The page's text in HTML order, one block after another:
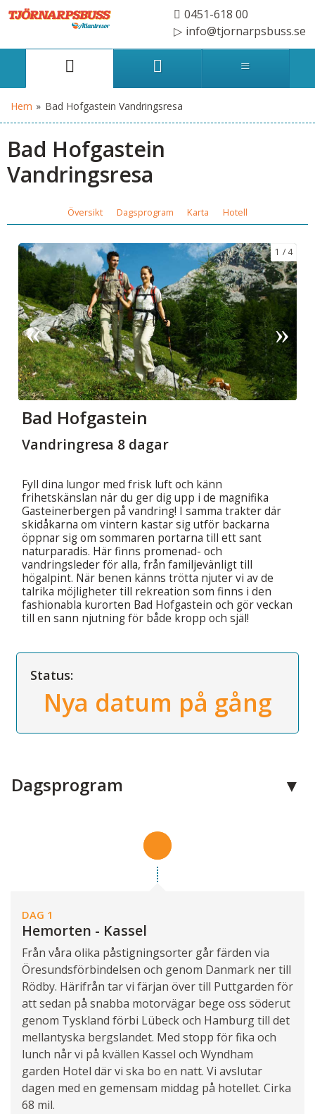
0451-618 00
info@tjornarpsbuss.se
Hem » Bad Hofgastein Vandringsresa
Bad Hofgastein
Vandringsresa
Översikt Dagsprogram Karta Hotell
1 4
Bad Hofgastein
Vandringresa 8 dagar
Fyll dina lungor med frisk luft och känn
frihetskänslan när du ger dig upp i de magnifika
Gasteinerbergen på vandring! I samma trakter där
skidåkarna om vintern kastar sig utför backarna
öppnar sig om sommaren portarna till ett sant
naturparadis. Här finns promenad- och
vandringsleder för alla, från familjevänligt till
högalpint. När benen känns trötta njuter vi av de
talrika möjligheter till rekreation som finns i den
fashionabla kurorten Bad Hofgastein och gör veckan
till en sann njutning för både kropp och själ!
Status:
Nya datum på gång
Dagsprogram
DAG 1
Hemorten - Kassel
Från våra olika påstigningsorter går färden via
Öresundsförbindelsen och genom Danmark ner till
Rödby. Härifrån tar vi färjan över till Puttgarden för
att sedan på snabba motorvägar bege oss söderut
genom Tyskland förbi Lübeck och Hamburg till det
mellantyska bergslandet. Med stopp för fika och
lunch når vi på kvällen Kassel och Wyndham
garden Hotel där vi ska bo en natt. Vi avslutar
dagen med en gemensam middag på hotellet. Cirka
68 mil.